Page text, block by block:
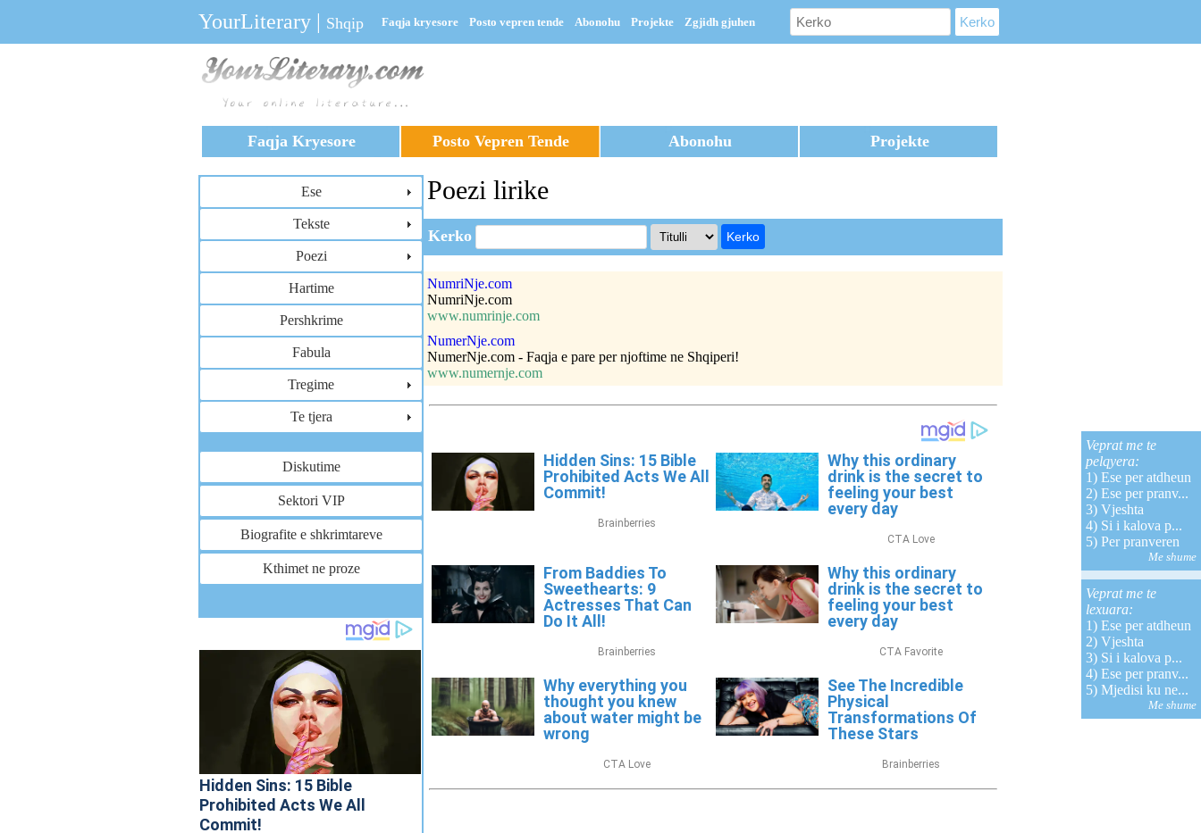
Veprat me te
pelqyera:
1) Ese per atdheun
2) Ese per pranv...
3) Vjeshta
4) Si i kalova p...
5) Per pranveren
Me shume
Veprat me te
lexuara:
1) Ese per atdheun
2) Vjeshta
3) Si i kalova p...
4) Ese per pranv...
5) Mjedisi ku ne...
Me shume
YourLiterary | Shqip Faqja kryesore Posto vepren tende Abonohu Projekte Zgjidh gjuhen
Faqja Kryesore Posto Vepren Tende Abonohu Projekte
Ese
Tekste
Poezi
Hartime
Pershkrime
Fabula
Tregime
Te tjera
Diskutime
Sektori VIP
Biografite e shkrimtareve
Kthimet ne proze
Poezi lirike
Kerko
NumriNje.com
NumriNje.com
www.numrinje.com
NumerNje.com
NumerNje.com - Faqja e pare per njoftime ne Shqiperi!
www.numernje.com